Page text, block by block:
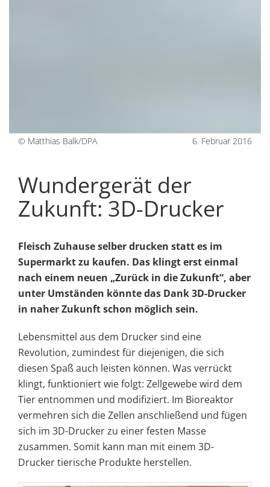
© Matthias Balk/DPA 6. Februar 2016
Wundergerät der
Zukunft: 3D-Drucker
Fleisch Zuhause selber drucken statt es im
Supermarkt zu kaufen. Das klingt erst einmal
nach einem neuen „Zurück in die Zukunft“, aber
unter Umständen könnte das Dank 3D-Drucker
in naher Zukunft schon möglich sein.
Lebensmittel aus dem Drucker sind eine
Revolution, zumindest für diejenigen, die sich
diesen Spaß auch leisten können. Was verrückt
klingt, funktioniert wie folgt: Zellgewebe wird dem
Tier entnommen und modifiziert. Im Bioreaktor
vermehren sich die Zellen anschließend und fügen
sich im 3D-Drucker zu einer festen Masse
zusammen. Somit kann man mit einem 3D-
Drucker tierische Produkte herstellen.